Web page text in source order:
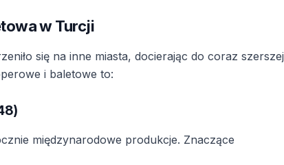
w Turcji
się na inne miasta, docierając do coraz szerszej
i baletowe to:
międzynarodowe produkcje. Znaczące